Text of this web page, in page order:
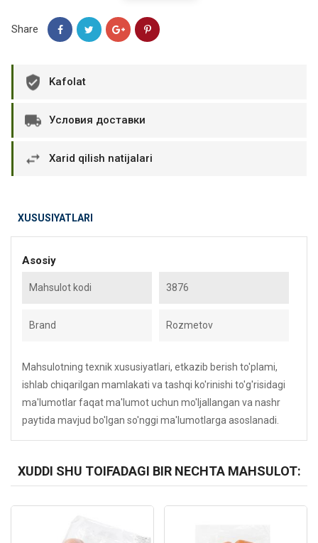
Share
Kafolat
Условия доставки
Xarid qilish natijalari
XUSUSIYATLARI
Asosiy
Mahsulot kodi 3876
Brand Rozmetov
Mahsulotning texnik xususiyatlari, etkazib berish to'plami,
ishlab chiqarilgan mamlakati va tashqi ko'rinishi to'g'risidagi
ma'lumotlar faqat ma'lumot uchun mo'ljallangan va nashr
paytida mavjud bo'lgan so'nggi ma'lumotlarga asoslanadi.
XUDDI SHU TOIFADAGI BIR NECHTA MAHSULOT: